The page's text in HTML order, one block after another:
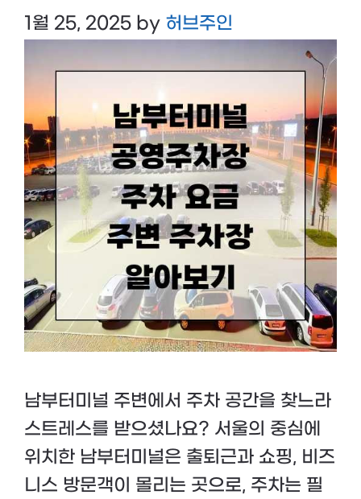
1월 25, 2025 by 허브주인
남부터미널 주변에서 주차 공간을 찾느라
스트레스를 받으셨나요? 서울의 중심에
위치한 남부터미널은 출퇴근과 쇼핑, 비즈
니스 방문객이 몰리는 곳으로, 주차는 필